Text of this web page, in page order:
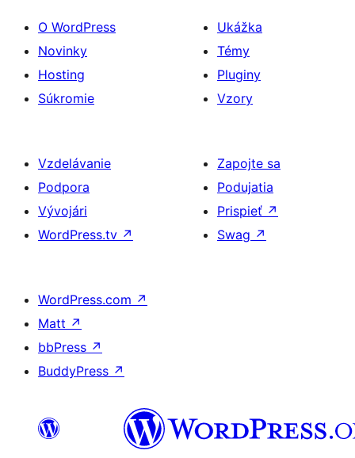
O WordPress
Novinky
Hosting
Súkromie
Ukážka
Témy
Pluginy
Vzory
Vzdelávanie
Podpora
Vývojári
WordPress.tv ↗
Zapojte sa
Podujatia
Prispieť ↗
Swag ↗
WordPress.com ↗
Matt ↗
bbPress ↗
BuddyPress ↗